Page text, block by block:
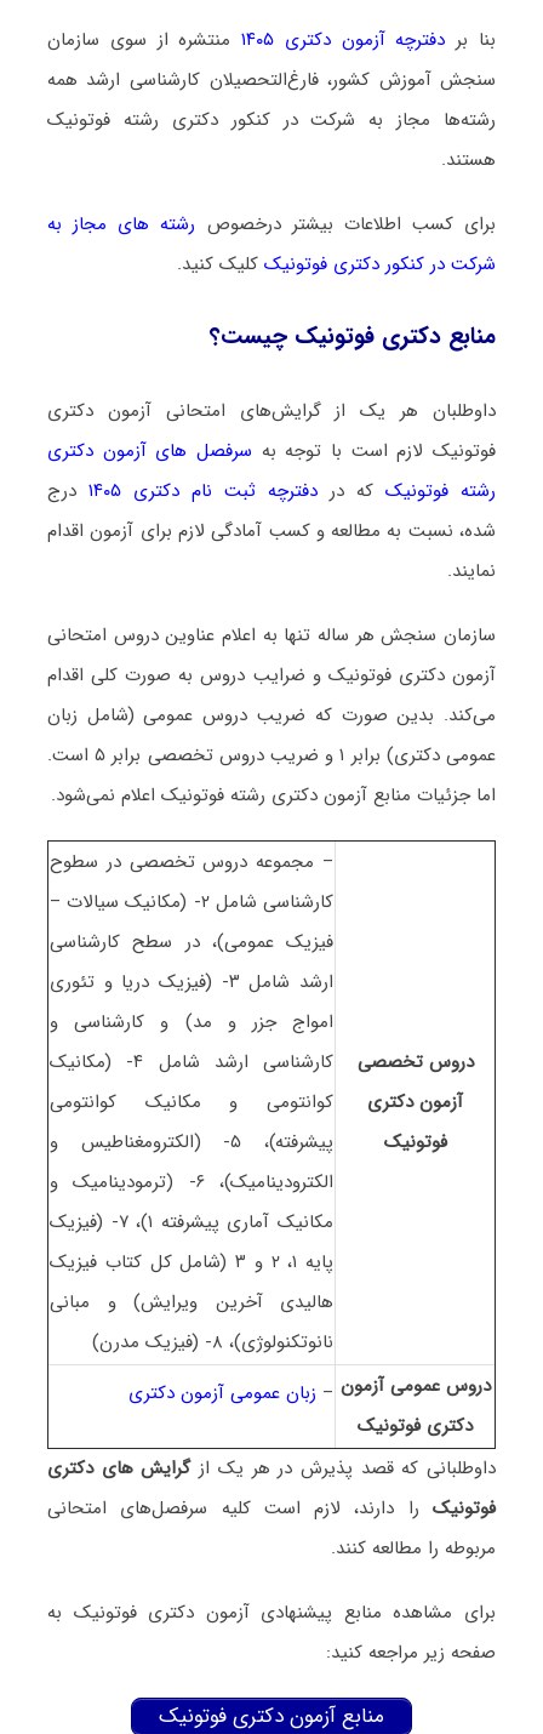
بنا بر دفترچه آزمون دکتری ۱۴۰۵
منتشره از سوی سازمان
سنجش آموزش کشور، فارغ‌التحصیلان کارشناسی ارشد همه
رشته‌ها مجاز به شرکت در کنکور دکتری رشته فوتونیک
هستند.
برای کسب اطلاعات بیشتر درخصوص رشته های مجاز به
شرکت در کنکور دکتری فوتونیککلیک کنید.
منابع دکتری فوتونیک چیست؟
داوطلبان هر یک از گرایش‌های امتحانی آزمون دکتری
فوتونیک لازم است با توجه به سرفصل های آزمون دکتری
رشته فوتونیککه در دفترچه ثبت نام دکتری ۱۴۰۵
درج
شده، نسبت به مطالعه و کسب آمادگی لازم برای آزمون اقدام
نمایند.
سازمان سنجش هر ساله تنها به اعلام عناوین دروس امتحانی
آزمون دکتری فوتونیک و ضرایب دروس به صورت کلی اقدام
می‌کند. بدین صورت که ضریب دروس عمومی (شامل زبان
عمومی دکتری) برابر ۱ و ضریب دروس تخصصی برابر ۵ است.
اما جزئیات منابع آزمون دکتری رشته فوتونیک اعلام نمی‌شود.
دروس تخصصی
آزمون دکتری
فوتونیک
– مجموعه دروس تخصصی در سطوح
کارشناسی شامل ۲- (مکانیک سیالات –
فیزیک عمومی)، در سطح کارشناسی
ارشد شامل ۳- (فیزیک دریا و تئوری
امواج جزر و مد) و کارشناسی و
کارشناسی ارشد شامل ۴- (مکانیک
کوانتومی و مکانیک کوانتومی
پیشرفته)، ۵- (الکترومغناطیس و
الکترودینامیک)، ۶- (ترمودینامیک و
مکانیک آماری پیشرفته ۱)، ۷- (فیزیک
پایه ۱، ۲ و ۳ (شامل کل کتاب فیزیک
هالیدی آخرین ویرایش) و مبانی
نانوتکنولوژی)، ۸- (فیزیک مدرن)
دروس عمومی آزمون
دکتری فوتونیک
– زبان عمومی آزمون دکتری
داوطلبانی که قصد پذیرش در هر یک از گرایش های دکتری
فوتونیکرا دارند، لازم است کلیه سرفصل‌های امتحانی
مربوطه را مطالعه کنند.
برای مشاهده منابع پیشنهادی آزمون دکتری فوتونیک به
صفحه زیر مراجعه کنید:
منابع آزمون دکتری فوتونیک